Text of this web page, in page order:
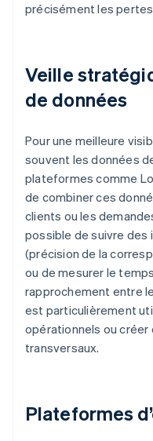
précisément les
Veille
de données
Pour une meilleure
souvent les données
plateformes comme
de combiner ces
clients ou les
possible de suivre
(précision de la
ou de mesurer le
rapprochement entre
est particulièrement
opérationnels ou créer
transversaux.
Plateformes